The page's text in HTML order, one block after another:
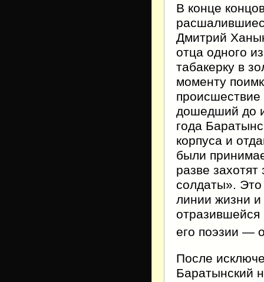
В конце
Дмитрий
отца одного
табакерку в
моменту
дошедший до
года
корпуса и
были
разве захотят
солдаты».
линии жизни
отразившейся
его поэзии —
После
Баратынский